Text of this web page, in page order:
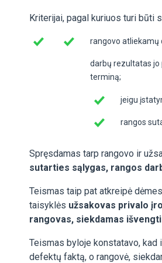
Kriterijai, pagal kuriuos turi būti
rangovo atliekamų
darbų rezultatas jo
terminą;
jeigu
rangos
Spręsdamas tarp rangovo ir
sutarties sąlygas, rangos
Teismas taip pat atkreipė
taisyklės užsakovas privalo
rangovas, siekdamas
Teismas byloje konstatavo,
defektų faktą, o rangovė,